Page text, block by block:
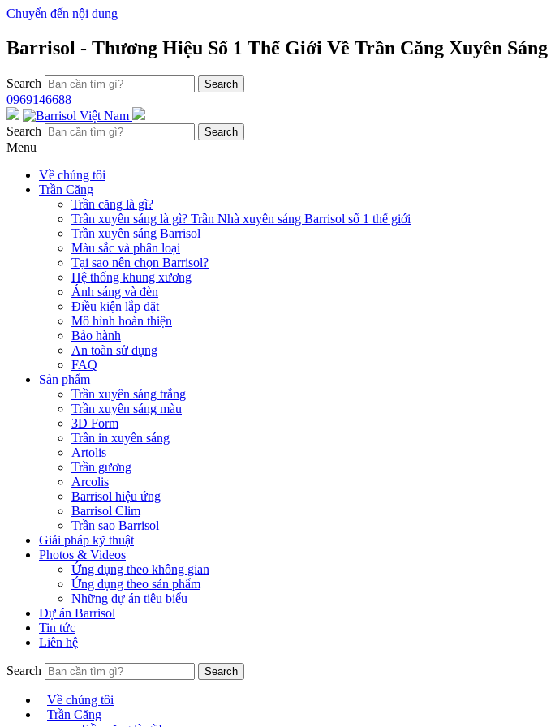
Chuyển đến nội dung
Barrisol - Thương Hiệu Số 1 Thế Giới Về Trần Căng Xuyên Sáng
Search
0969146688
Search
Menu
Về chúng tôi
Trần Căng
Trần căng là gì?
Trần xuyên sáng là gì? Trần Nhà xuyên sáng Barrisol số 1 thế giới
Trần xuyên sáng Barrisol
Màu sắc và phân loại
Tại sao nên chọn Barrisol?
Hệ thống khung xương
Ánh sáng và đèn
Điều kiện lắp đặt
Mô hình hoàn thiện
Bảo hành
An toàn sử dụng
FAQ
Sản phẩm
Trần xuyên sáng trắng
Trần xuyên sáng màu
3D Form
Trần in xuyên sáng
Artolis
Trần gương
Arcolis
Barrisol hiệu ứng
Barrisol Clim
Trần sao Barrisol
Giải pháp kỹ thuật
Photos & Videos
Ứng dụng theo không gian
Ứng dụng theo sản phẩm
Những dự án tiêu biểu
Dự án Barrisol
Tin tức
Liên hệ
Search
Về chúng tôi
Trần Căng